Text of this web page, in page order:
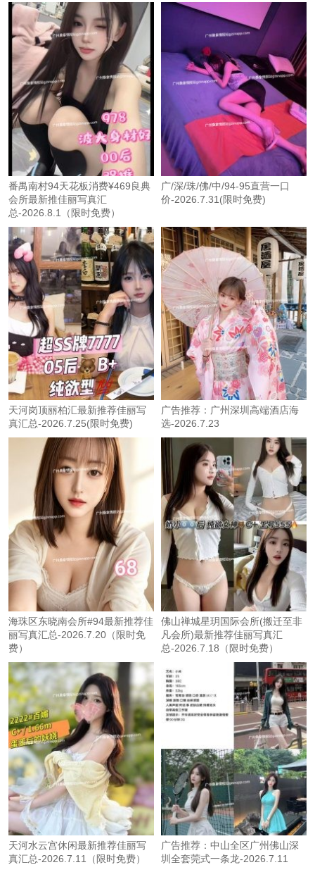
番禺南村94天花板消费¥469良典
会所最新推佳丽写真汇
总-2026.8.1（限时免费）
广/深/珠/佛/中/94-95直营一口
价-2026.7.31(限时免费)
天河岗顶丽柏汇最新推荐佳丽写
真汇总-2026.7.25(限时免费)
广告推荐：广州深圳高端酒店海
选-2026.7.23
海珠区东晓南会所#94最新推荐佳
丽写真汇总-2026.7.20（限时免
费）
佛山禅城星玥国际会所(搬迁至非
凡会所)最新推荐佳丽写真汇
总-2026.7.18（限时免费）
天河水云宫休闲最新推荐佳丽写
真汇总-2026.7.11（限时免费）
广告推荐：中山全区广州佛山深
圳全套莞式一条龙-2026.7.11